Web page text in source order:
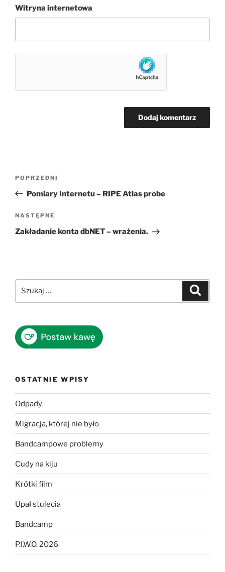
Witryna internetowa
Poprzedni
wpis
POPRZEDNI
Pomiary Internetu – RIPE Atlas probe
Następny
wpis
NASTĘPNE
Zakładanie konta dbNET – wrażenia.
OSTATNIE WPISY
Odpady
Migracja, której nie było
Bandcampowe problemy
Cudy na kiju
Krótki film
Upał stulecia
Bandcamp
P.I.W.O. 2026